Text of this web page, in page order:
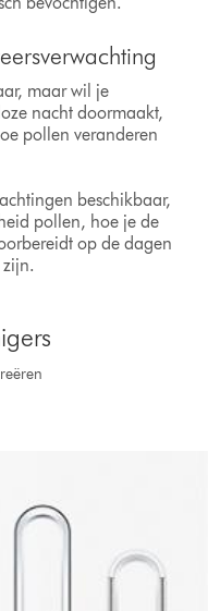
maar wil je
nacht doormaakt,
pollen veranderen
beschikbaar,
pollen, hoe je de
op de dagen